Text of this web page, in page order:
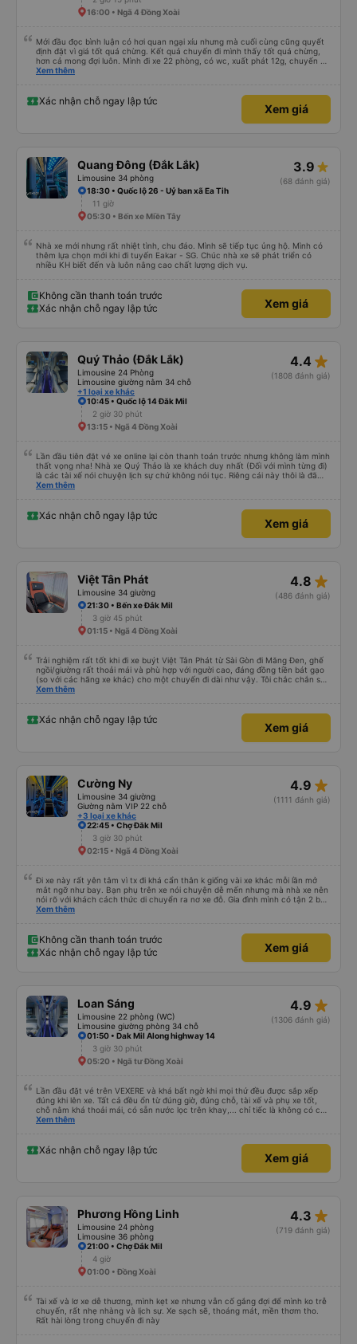
16:00 • Ngã 4 Đồng Xoài
Mới đầu đọc bình luận có hơi quan ngại xíu nhưng mà cuối cùng cũng quyết
định đặt vì giá tốt quá chừng. Kết quả chuyến đi mình thấy tốt quá chừng,
hơn cả mong đợi luôn. Mình đi xe 22 phòng, có wc, xuất phát 12g, chuyến đi
hôm qua của mình như thế này: 1. Ưu điểm: - Mấy bạn CSKH kỹ tính và dễ
trên xe sạch sẽ. - Phòng nằm không phải mới kin kít nhưng rất sạch sẽ, êm,
nằm thoải mái cho cả 2 người, mình say xe nhưng nằm thoải mái lắm, có thể
đọc sách được nguyên cả chuyến đi luôn mà. - Xuất phát đúng giờ và mình
nhà xe có xin lỗi và báo lại chỉ dừng ở Chu Văn An được thôi. Nếu về Mã Lò
được thì tiện cho mình quá chừng. Do xe dễ thương nên gặp được khách trên
xe ai cũng dễ thương quá luôn, nên chuyến đi hôm qua của mình okela lắm,
hi vọng nhà xe giữ được phong độ như thế này, đừng bị sa sút nha.
Xem thêm
Xác nhận chỗ ngay lập tức
Xem giá
Quang Đông (Đắk Lắk)
Limousine 34 phòng
3.9
(68 đánh giá)
18:30 • Quốc lộ 26 - Uỷ ban xã Ea Tih
11 giờ
05:30 • Bến xe Miền Tây
Nhà xe mới nhưng rất nhiệt tình, chu đáo. Mình sẽ tiếp tục ủng hộ. Mình có
thêm lựa chọn mới khi đi tuyến Eakar - SG. Chúc nhà xe sẽ phát triển có
nhiều KH biết đến và luôn nâng cao chất lượng dịch vụ.
Không cần thanh toán trước
Xác nhận chỗ ngay lập tức
Xem giá
Quý Thảo (Đắk Lắk)
Limousine 24 Phòng
Limousine giường nằm 34 chỗ
+1 loại xe khác
4.4 star_rate
(1808 đánh giá)
10:45 • Quốc lộ 14 Đăk Mil
2 giờ 30 phút
13:15 • Ngã 4 Đồng Xoài
Lần đầu tiên đặt vé xe online lại còn thanh toán trước nhưng không làm mình
thất vọng nha! Nhà xe Quý Thảo là xe khách duy nhất (Đối với mình từng đi)
là các tài xế nói chuyện lịch sự chứ không nói tục. Riêng cái này thôi là đã
đánh giá 5 sao rồi. Chú tài xế còn uống pepsi rất dễ thương chứ không có
Xem thêm
Xác nhận chỗ ngay lập tức
Xem giá
Việt Tân Phát
Limousine 34 giường
4.8 star_rate
(486 đánh giá)
21:30 • Bến xe Đắk Mil
3 giờ 45 phút
01:15 • Ngã 4 Đồng Xoài
Trải nghiệm rất tốt khi đi xe buýt Việt Tân Phát từ Sài Gòn đi Măng Đen, ghế
ngồi/giường rất thoải mái và phù hợp với người cao, đáng đồng tiền bát gạo
(so với các hãng xe khác) cho một chuyến đi dài như vậy. Tôi chắc chắn sẽ
sử dụng lại sau.
Xem thêm
Xác nhận chỗ ngay lập tức
Xem giá
Cường Ny
Limousine 34 giường
Giường nằm VIP 22 chỗ
+3 loại xe khác
4.9 star_rate
(1111 đánh giá)
22:45 • Chợ Đăk Mil
3 giờ 30 phút
02:15 • Ngã 4 Đồng Xoài
Đi xe này rất yên tâm vì tx đi khá cẩn thân k giống vài xe khác mỗi lần mở
mắt ngỡ như bay. Bạn phụ trên xe nói chuyện dễ mến nhưng mà nhà xe nên
nói rõ với khách cách thức di chuyển ra nơ xe đỗ. Gia đình mình có tận 2 bé
nhỏ tay xách nách mang mà mình bị xoay vòng vòng đi bộ đến khu đỗ xe thì
Xem thêm
Không cần thanh toán trước
Xác nhận chỗ ngay lập tức
Xem giá
Loan Sáng
Limousine 22 phòng (WC)
Limousine giường phòng 34 chỗ
4.9 star_rate
(1306 đánh giá)
01:50 • Dak Mil Along highway 14
3 giờ 30 phút
05:20 • Ngã tư Đồng Xoài
Lần đầu đặt vé trên VEXERE và khá bất ngờ khi mọi thứ đều được sắp xếp
đúng khi lên xe. Tất cả đều ổn từ đúng giờ, đúng chỗ, tài xế và phụ xe tốt,
chỗ nằm khá thoải mái, có sẵn nước lọc trên khay,... chỉ tiếc là không có chỗ
để sạc pin thôi. Nhưng vậy cũng quá ổn rồi!
Xem thêm
Xác nhận chỗ ngay lập tức
Xem giá
Phương Hồng Linh
Limousine 24 phòng
Limousine 36 phòng
4.3 star_rate
(719 đánh giá)
21:00 • Chợ Đắk Mil
4 giờ
01:00 • Đồng Xoài
Tài xế và lơ xe dễ thương, mình kẹt xe nhưng vẫn cố gắng đợi để mình ko trễ
chuyến, rất nhẹ nhàng và lịch sự. Xe sạch sẽ, thoáng mát, mền thơm tho.
Rất hài lòng trong chuyến đi này